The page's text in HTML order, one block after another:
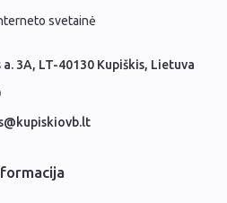
svetainė
3A, LT-40130 Kupiškis, Lietuva